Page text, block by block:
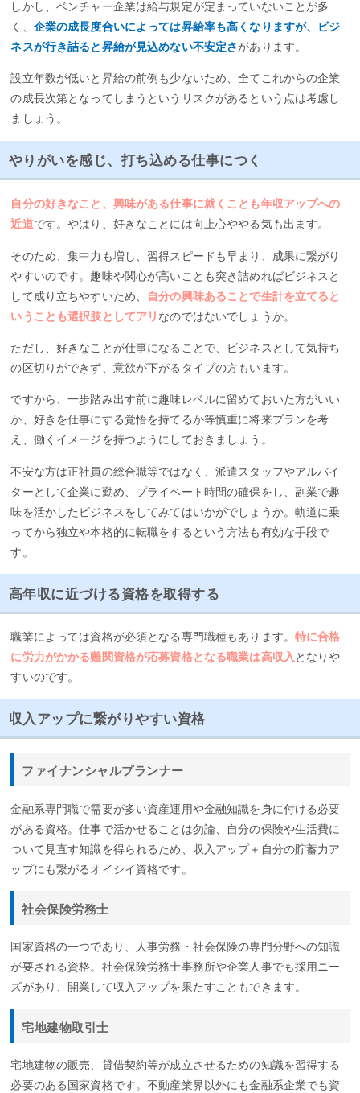
しかし、ベンチャー企業は給与規定が定まっていないことが多
く、 企業の成長度合いによっては昇給率も高くなりますが、ビジ
ネスが行き詰ると昇給が見込めない不安定さがあります。
設立年数が低いと昇給の前例も少ないため、全てこれからの企業
の成長次第となってしまうというリスクがあるという点は考慮し
ましょう。
やりがいを感じ、打ち込める仕事につく
自分の好きなこと、興味がある仕事に就くことも年収アップへの
近道です。やはり、好きなことには向上心ややる気も出ます。
そのため、集中力も増し、習得スピードも早まり、成果に繋がり
やすいのです。趣味や関心が高いことも突き詰めればビジネスと
して成り立ちやすいため、
自分の興味あることで生計を立てると
いうことも選択肢としてアリ なのではないでしょうか。
ただし、好きなことが仕事になることで、ビジネスとして気持ち
の区切りができず、意欲が下がるタイプの方もいます。
ですから、一歩踏み出す前に趣味レベルに留めておいた方がいい
か、好きを仕事にする覚悟を持てるか等慎重に将来プランを考
え、働くイメージを持つようにしておきましょう。
不安な方は正社員の総合職等ではなく、派遣スタッフやアルバイ
ターとして企業に勤め、プライベート時間の確保をし、副業で趣
味を活かしたビジネスをしてみてはいかがでしょうか。軌道に乗
ってから独立や本格的に転職をするという方法も有効な手段で
す。
高年収に近づける資格を取得する
職業によっては資格が必須となる専門職種もあります。特に合格
に労力がかかる難関資格が応募資格となる職業は高収入となりや
すいのです。
収入アップに繋がりやすい資格
ファイナンシャルプランナー
金融系専門職で需要が多い資産運用や金融知識を身に付ける必要
がある資格。仕事で活かせることは勿論、自分の保険や生活費に
ついて見直す知識を得られるため、収入アップ＋自分の貯蓄力ア
ップにも繋がるオイシイ資格です。
社会保険労務士
国家資格の一つであり、人事労務・社会保険の専門分野への知識
が要される資格。社会保険労務士事務所や企業人事でも採用ニー
ズがあり、開業して収入アップを果たすこともできます。
宅地建物取引士
宅地建物の販売、貸借契約等が成立させるための知識を習得する
必要のある国家資格です。不動産業界以外にも金融系企業でも資